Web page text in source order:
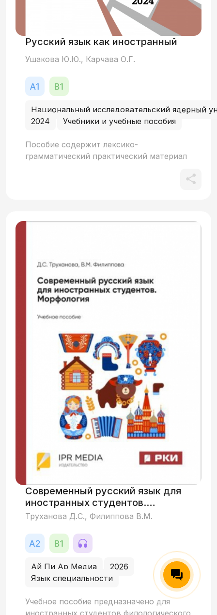
Русский язык как иностранный
Ушакова Ю.Ю., Карчава О.Г.
Национальный исследовательский ядерный
2024
Учебники и учебные пособия
Пособие содержит лексико-
грамматический практический материал
русского языка иностранцами. В пособие
преподавателями русского языка
кафедры лингвистической подготовки, а
также ряд упражнений из пособий по
русскому языку как иностранному других
Современный русский язык для
иностранных студентов.
Морфология
Труханова Д.С., Филиппова В.М.
Ай Пи Ар Медиа
2026
Язык специальности
Учебное пособие предназначено для
иностранных студентов филологического